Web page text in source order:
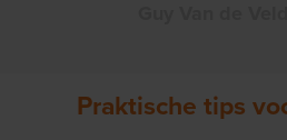
Praktische tips